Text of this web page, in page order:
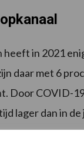
in 2021
daar met 6
Door COVID-
lager dan in